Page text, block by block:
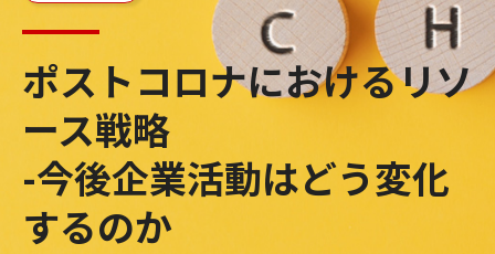
ポストコロナにおけるリソ
ース戦略
-今後企業活動はどう変化
するのか